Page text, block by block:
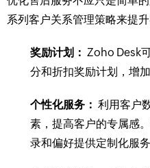
系列客户关系管理策略来提升
奖励计划： Zoho Desk
分和折扣奖励计划，增
个性化服务： 利用客户
素，提高客户的专属感
录和偏好提供定制化服务